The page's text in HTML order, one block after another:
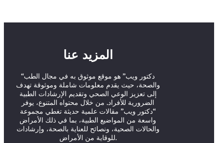
t T e
k
k
n
المزيد عنا
“دكتور ويب” هو موقع موثوق به في مجال الطب
والصحة، حيث يقدم معلومات شاملة وموثوقة تهدف
إلى تعزيز الوعي الصحي وتقديم الإرشادات الطبية
الضرورية للأفراد. من خلال محتواه المتنوع، يوفر
“دكتور ويب” مقالات علمية حديثة تغطي مجموعة
واسعة من المواضيع الطبية، بما في ذلك الأمراض
والحالات الصحية، ونصائح للعناية بالصحة، وإرشادات
للوقاية من الأمراض.